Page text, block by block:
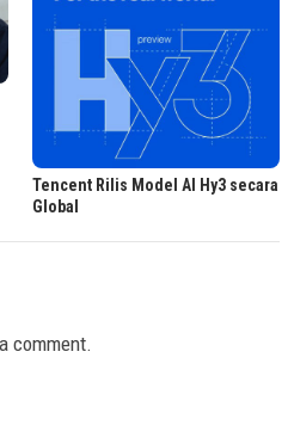
Tencent Rilis Model AI Hy3 secara
Global
comment.